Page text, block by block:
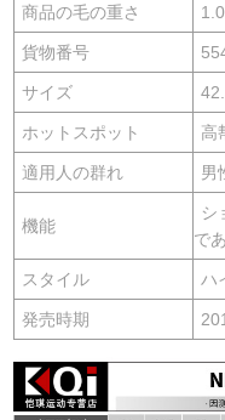
商品の毛の重さ
貨物番号
サイズ
ホットスポット 高
適用人の群れ 男
機能
シ
で
スタイル ハ
発売時期